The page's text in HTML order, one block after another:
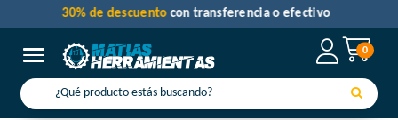
0
Toggle navigation
30% de descuentocon transferencia o efectivo